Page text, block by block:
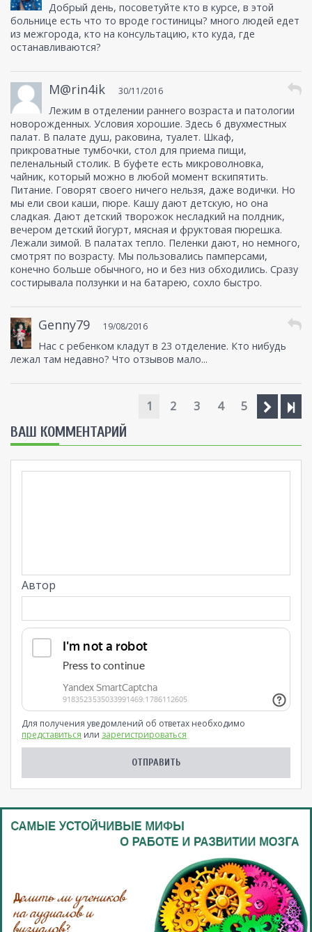
Добрый день, посоветуйте кто в курсе, в этой
больнице есть что то вроде гостиницы? много людей едет
из межгорода, кто на консультацию, кто куда, где
останавливаются?
M@rin4ik 30/11/2016
Лежим в отделении раннего возраста и патологии
новорожденных. Условия хорошие. Здесь 6 двухместных
палат. В палате душ, раковина, туалет. Шкаф,
прикроватные тумбочки, стол для приема пищи,
пеленальный столик. В буфете есть микроволновка,
чайник, который можно в любой момент вскипятить.
Питание. Говорят своего ничего нельзя, даже водички. Но
мы ели свои каши, пюре. Кашу дают детскую, но она
сладкая. Дают детский творожок несладкий на полдник,
вечером детский йогурт, мясная и фруктовая пюрешка.
Лежали зимой. В палатах тепло. Пеленки дают, но немного,
смотрят по возрасту. Мы пользовались памперсами,
конечно больше обычного, но и без низ обходились. Сразу
состирывала ползунки и на батарею, сохло быстро.
Genny79 19/08/2016
Нас с ребенком кладут в 23 отделение. Кто нибудь
лежал там недавно? Что отзывов мало...
1 2 3 4 5
ВАШ КОММЕНТАРИЙ
Автор
Для получения уведомлений об ответах необходимо
представиться или зарегистрироваться